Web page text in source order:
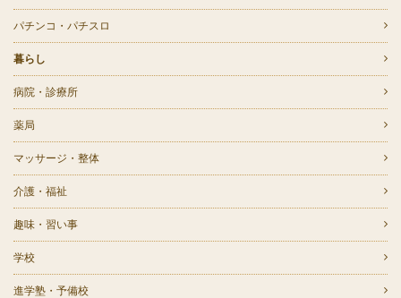
パチンコ・パチスロ
暮らし
病院・診療所
薬局
マッサージ・整体
介護・福祉
趣味・習い事
学校
進学塾・予備校